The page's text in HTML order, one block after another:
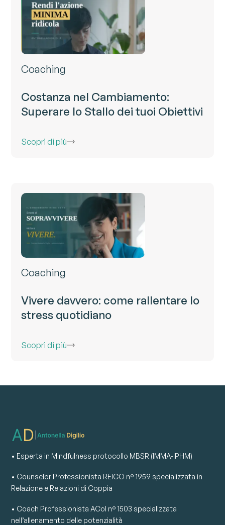
Coaching
Costanza nel Cambiamento:
Superare lo Stallo dei tuoi Obiettivi
Scopri di più
Coaching
Vivere davvero: come rallentare lo
stress quotidiano
Scopri di più
• Esperta in Mindfulness protocollo MBSR (IMMA-IPHM)
• Counselor Professionista REICO n° 1959 specializzata in
Relazione e Relazioni di Coppia
• Coach Professionista ACoI n° 1503 specializzata
nell’allenamento delle potenzialità